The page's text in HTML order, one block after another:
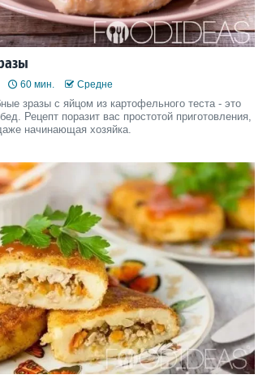
60 мин. Средне
зразы с яйцом из картофельного теста - это
Рецепт поразит вас простотой приготовления,
начинающая хозяйка.